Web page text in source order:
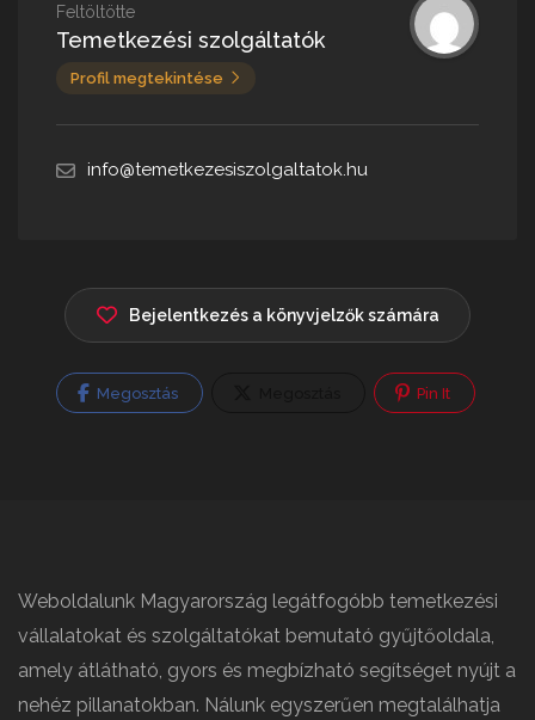
Feltöltötte
Temetkezési szolgáltatók
Profil megtekintése
info@temetkezesiszolgaltatok.hu
Bejelentkezés a könyvjelzők számára
Megosztás Pin It
Weboldalunk Magyarország legátfogóbb temetkezési
vállalatokat és szolgáltatókat bemutató gyűjtőoldala,
amely átlátható, gyors és megbízható segítséget nyújt a
nehéz pillanatokban. Nálunk egyszerűen megtalálhatja